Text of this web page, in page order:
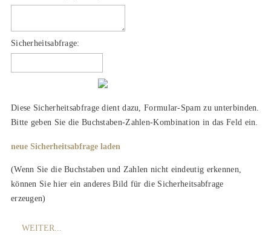
Sicherheitsabfrage:
Diese Sicherheitsabfrage dient dazu, Formular-Spam zu unterbinden.
Bitte geben Sie die Buchstaben-Zahlen-Kombination in das Feld ein.
neue Sicherheitsabfrage laden
(Wenn Sie die Buchstaben und Zahlen nicht eindeutig erkennen,
können Sie hier ein anderes Bild für die Sicherheitsabfrage
erzeugen)